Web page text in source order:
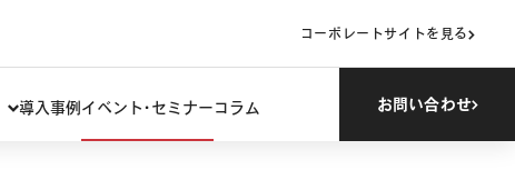
コーポレートサイトを見る
導入事例 イベント・セミナーコラム お問い合わせ